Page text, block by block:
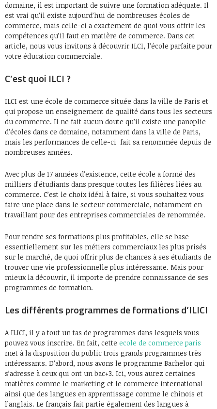
domaine, il est important de suivre une formation adéquate. Il
est vrai qu’il existe aujourd’hui de nombreuses écoles de
commerce, mais celle-ci a exactement de quoi vous offrir les
compétences qu’il faut en matière de commerce. Dans cet
article, nous vous invitons à découvrir ILCI, l’école parfaite pour
votre éducation commerciale.
C’est quoi ILCI ?
ILCI est une école de commerce située dans la ville de Paris et
qui propose un enseignement de qualité dans tous les secteurs
du commerce. Il ne fait aucun doute qu’il existe une panoplie
d’écoles dans ce domaine, notamment dans la ville de Paris,
mais les performances de celle-ci fait sa renommée depuis de
nombreuses années.
Avec plus de 17 années d’existence, cette école a formé des
milliers d’étudiants dans presque toutes les filières liées au
commerce. C’est le choix idéal à faire, si vous souhaitez vous
faire une place dans le secteur commerciale, notamment en
travaillant pour des entreprises commerciales de renommée.
Pour rendre ses formations plus profitables, elle se base
essentiellement sur les métiers commerciaux les plus prisés
sur le marché, de quoi offrir plus de chances à ses étudiants de
trouver une vie professionnelle plus intéressante. Mais pour
mieux la découvrir, il importe de prendre connaissance de ses
programmes de formation.
Les différents programmes de formations d’ILICI
A ILICI, il y a tout un tas de programmes dans lesquels vous
pouvez vous inscrire. En fait, cette ecole de commerce paris
met à la disposition du public trois grands programmes très
intéressants. D’abord, nous avons le programme Bachelor qui
s’adresse à ceux qui ont un bac+3. Ici, vous aurez certaines
matières comme le marketing et le commerce international
ainsi que des langues en apprentissage comme le chinois et
l’anglais. Le français fait partie également des langues à